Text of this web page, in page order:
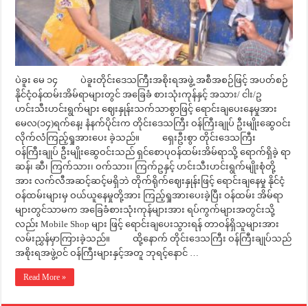
ပဲခူး မေ ၁၄ ပဲခူးတိုင်းဒေသကြီးအစိုးရအဖွဲ့ အစီအစဉ်ဖြင့် အပတ်စဉ်
နိုင်ငံ့ဝန်ထမ်းအိမ်ရာများတွင် အခြေခံ စားသုံးကုန်နှင့် အသား/ ငါး/ဥ
ဟင်းသီးဟင်းရွက်များ ဈေးနှုန်းသက်သာစွာဖြင့် ရောင်းချပေးနေမှုအား
မေလ(၁၄)ရက်နေ့၊ နံနက်ပိုင်းက တိုင်းဒေသကြီး ဝန်ကြီးချုပ် ဦးမျိုးဆွေဝင်း
လိုက်လံကြည့်ရှုအားပေး ခဲ့သည်။ ရှေးဦးစွာ တိုင်းဒေသကြီး
ဝန်ကြီးချုပ် ဦးမျိုးဆွေဝင်းသည် ရှင်စောပုဝန်ထမ်းအိမ်ရာသို့ ရောက်ရှိခဲ့ ရာ
ဆန်၊ ဆီ၊ ကြက်သား၊ ဝက်သား၊ ကြက်ဥနှင့် ဟင်းသီးဟင်းရွက်မျိုးစုံတို့
အား လက်လီအဆင့်ဆင့်မရှိဘဲ တိုက်ရိုက်ဈေးနှုန်းဖြင့် ရောင်းချနေမှု နိုင်ငံ့
ဝန်ထမ်းများမှ ဝယ်ယူနေမှုတို့အား ကြည့်ရှုအားပေးခဲ့ပြီး ဝန်ထမ်း အိမ်ရာ
များတွင်သာမက အခြေခံစားသုံးကုန်များအား ရပ်ကွက်များအတွင်းသို့
လည်း Mobile Shop များ ဖြင့် ရောင်းချပေးသွားရန် တာဝန်ရှိသူများအား
လမ်းညွှန်မှာကြားခဲ့သည်။ ထို့နောက် တိုင်းဒေသကြီး ဝန်ကြီးချုပ်သည်
အစိုးရအဖွဲ့ဝင် ဝန်ကြီးများနှင့်အတူ ဘုရင့်နောင် …
Read More »